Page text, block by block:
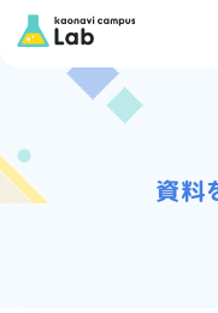
資料